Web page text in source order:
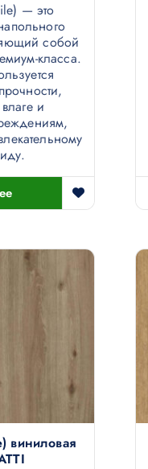
— это
собой
класса.
и
виниловая